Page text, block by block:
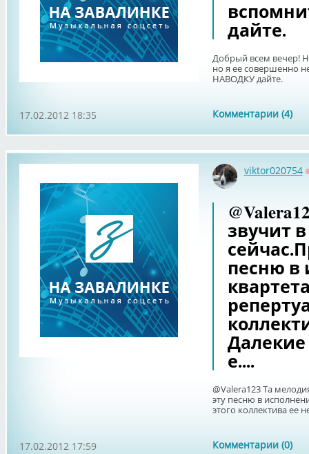
дайте.
Добрый всем вечер!
но я ее совершенно
НАВОДКУ дайте.
Комментарии (4)
17.02.2012 18:35
viktor020754
звучит
песню в
Далекие
е....
@Valera123 Та
эту песню в
этого коллектива ее
Комментарии (0)
17.02.2012 17:59